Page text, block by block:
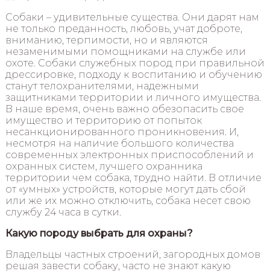
Собаки – удивительные существа. Они дарят нам
не только преданность, любовь, учат доброте,
вниманию, терпимости, но и являются
незаменимыми помощниками на службе или
охоте. Собаки служебных пород при правильной
дрессировке, подходу к воспитанию и обучению
станут телохранителями, надежными
защитниками территории и личного имущества.
В наше время, очень важно обезопасить свое
имущество и территорию от попыток
несанкционированного проникновения. И,
несмотря на наличие большого количества
современных электронных приспособлений и
охранных систем, лучшего охранника
территории чем собака, трудно найти. В отличие
от «умных» устройств, которые могут дать сбой
или же их можно отключить, собака несет свою
службу 24 часа в сутки.
Какую породу выбрать для охраны?
Владельцы частных строений, загородных домов
решая завести собаку, часто не знают какую